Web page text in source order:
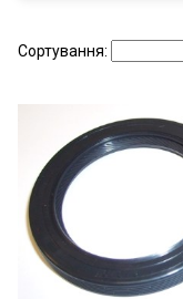
1996 1995
Сортування: